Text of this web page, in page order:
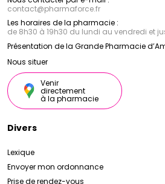
pigmentaires, pour un teint
Ces produits phares de la
formulés avec des
qualité et sont conçus pour
spécifiques de la peau, en lui
nutrition et protection, pour un
contact@pharmaforce.fr
Les horaires de la pharmacie :
de 8h30 à 19h30 du lundi au vendredi et
Présentation de la Grande Pharmacie
Nous situer
Venir
directement
à la pharmacie
Divers
Lexique
Envoyer mon ordonnance
Prise de rendez-vous